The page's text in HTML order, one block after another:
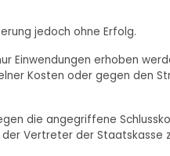
jedoch ohne Erfolg.
Einwendungen erhoben
Kosten oder gegen den
die angegriffene
Vertreter der Staatskasse